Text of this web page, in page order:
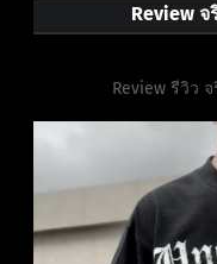
Review
Review รีวิว